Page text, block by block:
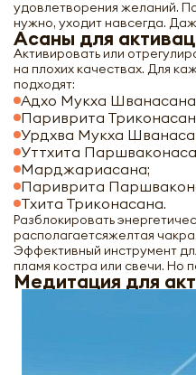
удовлетворения желаний.
нужно, уходит навсегда.
Асаны для
Активировать или
на плохих качествах. Для
подходят:
Адхо Мукха
Париврита
Урдхва Мукха
Уттхита
Марджариасана;
Париврита
Тхита Триконасана.
Разблокировать
располагаетсяжелтая
Эффективный инструмент
пламя костра или свечи. Но
Медитация для